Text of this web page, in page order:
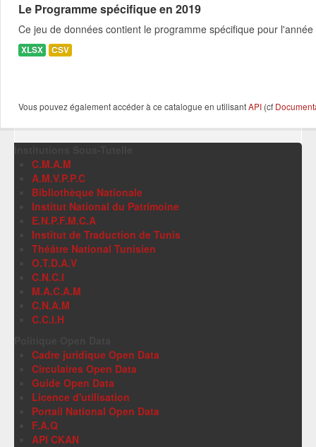
Le Programme spécifique en 2019
Ce jeu de données contient le programme spécifique pour
XLSX CSV
Vous pouvez également accéder à ce catalogue en utilisantAPI (cf
C.M.A.M
A.M.V.P.P.C
Bibliothèque Nationale
Institut National du Patrimoine
E.N.P.F.M.C.A
Institut de Traduction de Tunis
Théâtre National Tunisien
O.T.D.A.V
C.N.C.I
M.A.C.A.M
C.N.A.M
C.C.I.H
Cadre juridique Open Data
Circulaires Open Data
Guide Open Data
Licence d'utilisation
Portail National Open Data
F.A.Q
API CKAN